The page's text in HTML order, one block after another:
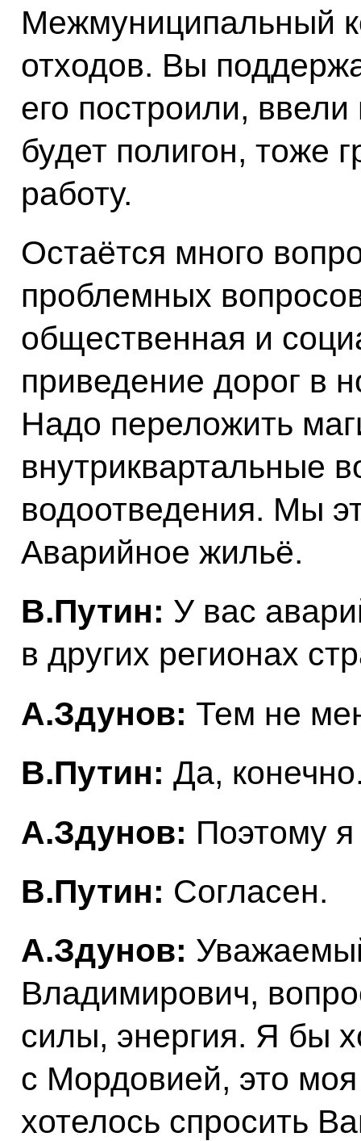
Межмуниципальный
отходов. Вы
его построили,
будет полигон, тоже
работу.
Остаётся много
проблемных
общественная и
приведение дорог в
Надо переложить
внутриквартальные
водоотведения. Мы
Аварийное жильё.
В.Путин: У вас
в других регионах
А.Здунов: Тем не
В.Путин: Да,
А.Здунов: Поэтому я
В.Путин: Согласен.
А.Здунов:
Владимирович,
силы, энергия. Я бы
с Мордовией, это
хотелось спросить